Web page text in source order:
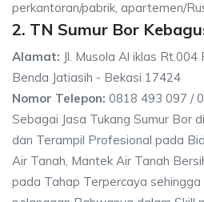
perkantoran/pabrik, apartemen/
2. TN Sumur Bor
Alamat: Jl. Musola Al iklas
Benda Jatiasih - Bekasi 17424
Nomor Telepon: 0818 493 097 /
Sebagai Jasa Tukang Sumur Bor
dan Terampil Profesional pada
Air Tanah, Mantek Air Tanah
pada Tahap Terpercaya